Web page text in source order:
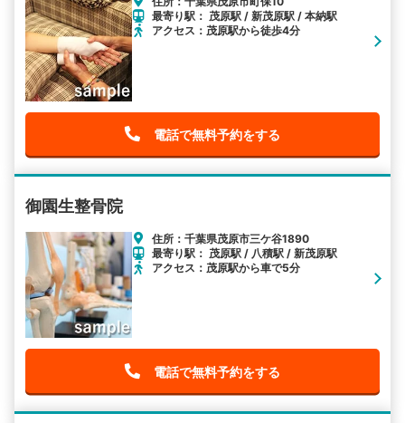
最寄り駅： 茂原駅 / 新茂原駅 / 本納駅
アクセス：茂原駅から徒歩4分
電話で無料予約をする
御園生整骨院
住所：千葉県茂原市三ケ谷1890
最寄り駅： 茂原駅 / 八積駅 / 新茂原駅
アクセス：茂原駅から車で5分
電話で無料予約をする